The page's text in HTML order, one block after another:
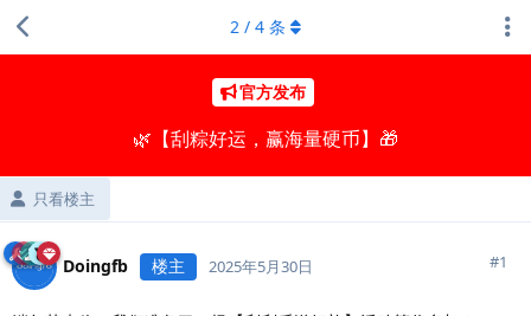
官方发布
🌿【刮粽好运，赢海量硬币】🎁
只看楼主
2 / 4 条
Doingfb 楼主 2025年5月30日 #1